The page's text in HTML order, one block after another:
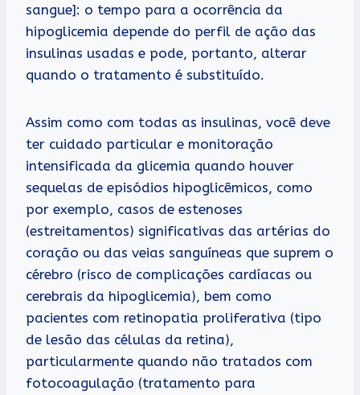
sangue]: o tempo para a ocorrência da
hipoglicemia depende do perfil de ação das
insulinas usadas e pode, portanto, alterar
quando o tratamento é substituído.
Assim como com todas as insulinas, você deve
ter cuidado particular e monitoração
intensificada da glicemia quando houver
sequelas de episódios hipoglicêmicos, como
por exemplo, casos de estenoses
(estreitamentos) significativas das artérias do
coração ou das veias sanguíneas que suprem o
cérebro (risco de complicações cardíacas ou
cerebrais da hipoglicemia), bem como
pacientes com retinopatia proliferativa (tipo
de lesão das células da retina),
particularmente quando não tratados com
fotocoagulação (tratamento para